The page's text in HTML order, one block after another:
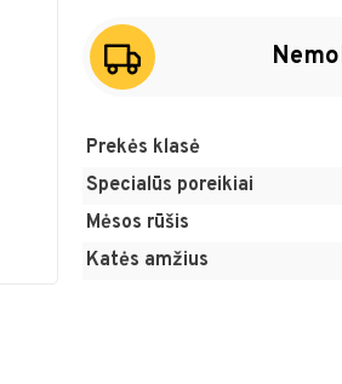
Prekės klasė
Specialūs poreikiai
Mėsos rūšis
Katės amžius